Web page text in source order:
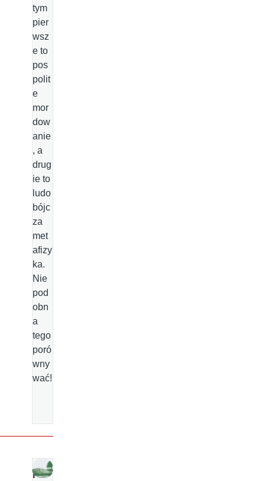
tym
pier
wsz
e to
pos
polit
e
mor
dow
anie
, a
drug
ie to
ludo
bójc
za
met
afizy
ka.
Nie
pod
obn
a
tego
poró
wny
wać!
K